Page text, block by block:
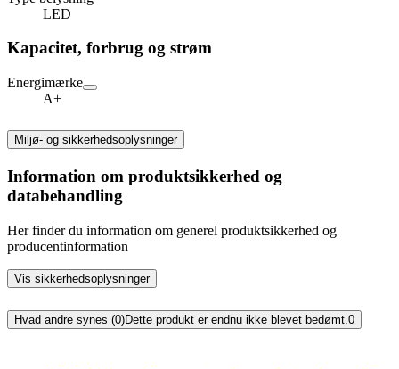
LED
Kapacitet, forbrug og strøm
Energimærke
A+
Miljø- og sikkerhedsoplysninger
Information om produktsikkerhed og
databehandling
Her finder du information om generel produktsikkerhed og
producentinformation
Vis sikkerhedsoplysninger
Hvad andre synes (0)Dette produkt er endnu ikke blevet bedømt.0